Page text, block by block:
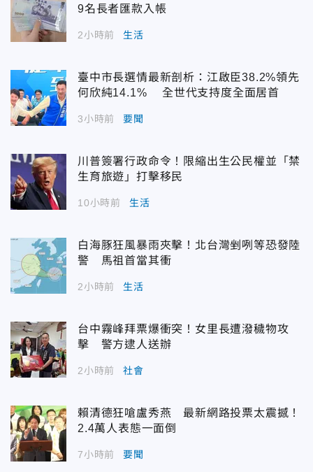
9名長者匯款入帳
2小時前 生活
臺中市長選情最新剖析：江啟臣38.2%領先
何欣純14.1% 全世代支持度全面居首
3小時前 要聞
川普簽署行政命令！限縮出生公民權並「禁
生育旅遊」打擊移民
10小時前 生活
白海豚狂風暴雨夾擊！北台灣剉咧等恐發陸
警 馬祖首當其衝
2小時前 生活
台中霧峰拜票爆衝突！女里長遭潑穢物攻
擊 警方逮人送辦
2小時前 社會
賴清德狂嗆盧秀燕 最新網路投票太震撼！
2.4萬人表態一面倒
7小時前 要聞